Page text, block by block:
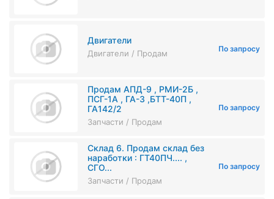
Двигатели
Двигатели / Продам По запросу
Продам АПД-9 , РМИ-2Б ,
ПСГ-1А , ГА-3 ,БТТ-40П ,
ГА142/2
Запчасти / Продам
По запросу
Склад 6. Продам склад без
наработки : ГТ40ПЧ.... ,
СГО...
Запчасти / Продам
По запросу